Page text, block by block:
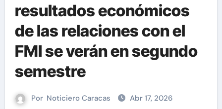
resultados económicos
de las relaciones con el
FMI se verán en segundo
semestre
Por Noticiero Caracas Abr 17, 2026